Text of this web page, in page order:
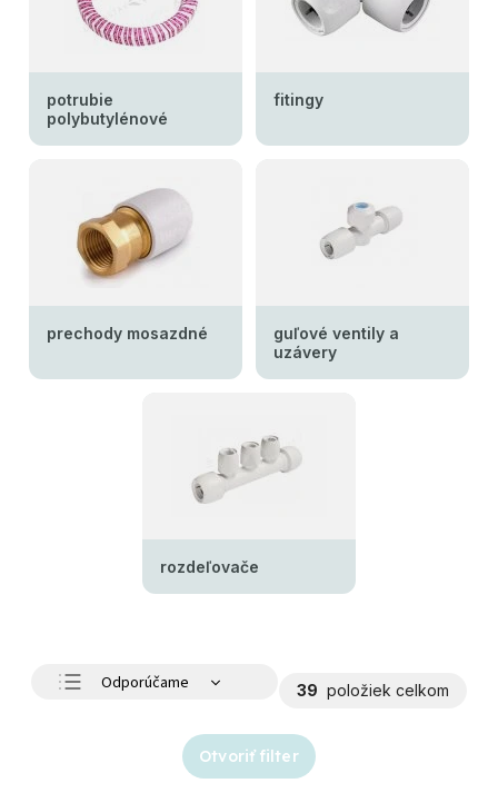
potrubie
polybutylénové
fitingy
prechody mosazdné
guľové ventily a
uzávery
rozdeľovače
Odporúčame
39 položiek celkom
Otvoriť filter